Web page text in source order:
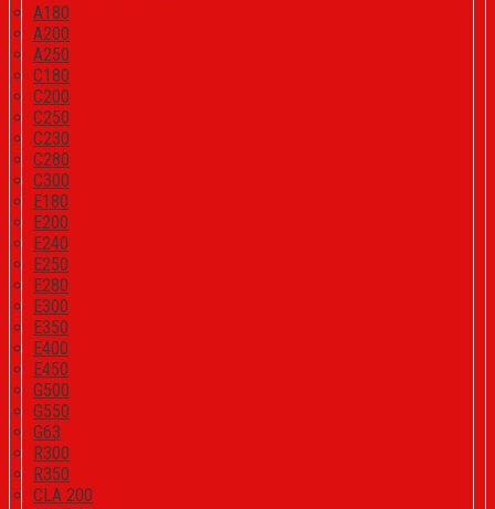
A180
A200
A250
C180
C200
C250
C230
C280
C300
E180
E200
E240
E250
E280
E300
E350
E400
E450
G500
G550
G63
R300
R350
CLA 200